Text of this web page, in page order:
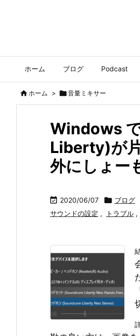
ホーム ブログ Podcast
ホーム > 音量ミキサー
Windows
Liberty)が
外にしょー
 2020/06/07  ブログ
サウンドの設定 , トラブル ,